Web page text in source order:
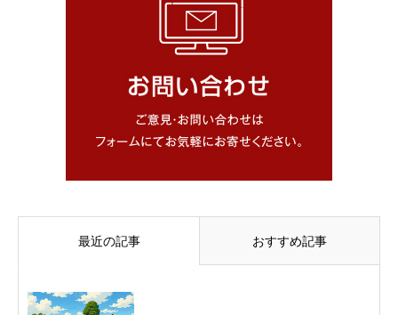
最近の記事 おすすめ記事